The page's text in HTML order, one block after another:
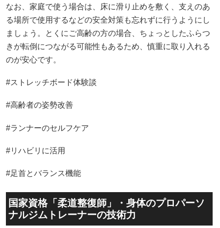
なお、家庭で使う場合は、床に滑り止めを敷く、支えのあ
る場所で使用するなどの安全対策も忘れずに行うようにし
ましょう。とくにご高齢の方の場合、ちょっとしたふらつ
きが転倒につながる可能性もあるため、慎重に取り入れる
のが安心です。
#ストレッチボード体験談
#高齢者の姿勢改善
#ランナーのセルフケア
#リハビリに活用
#足首とバランス機能
国家資格「柔道整復師」・身体のプロパーソ
ナルジムトレーナーの技術力